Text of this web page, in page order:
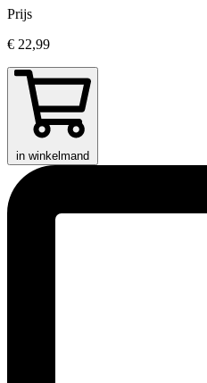
Prijs
€ 22,99
in winkelmand